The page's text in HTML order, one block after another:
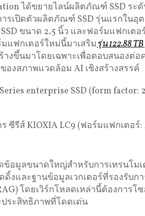
ได้ขยายไลน์ผลิตภัณฑ์ SSD ระดั
รเปิดตัวผลิตภัณฑ์ SSD รุ่นแรกในอุ
ขนาด 2.5 นิ้ว และฟอร์มแฟกเตอ
แฟกเตอร์ใหม่นี้มาเสริมรุ่น 122.88
างขึ้นมาโดยเฉพาะเพื่อตอบสนองต่
องสภาพแวดล้อม AI เชิงสร้างสรรค์
ซีรีส์ KIOXIA LC9 (ฟอร์มแฟกเตอร์:
ข้อมูลขนาดใหญ่สำหรับการเทรนโม
ดิ้งและฐานข้อมูลเวกเตอร์ที่รองรับก
โดยเวิร์กโหลดเหล่านี้ต้องการ
ประสิทธิภาพที่โดดเด่น